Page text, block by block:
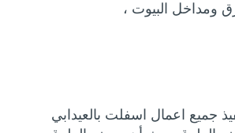
ومداخل البيوت ،
جميع اعمال اسفلت بالعيدابي